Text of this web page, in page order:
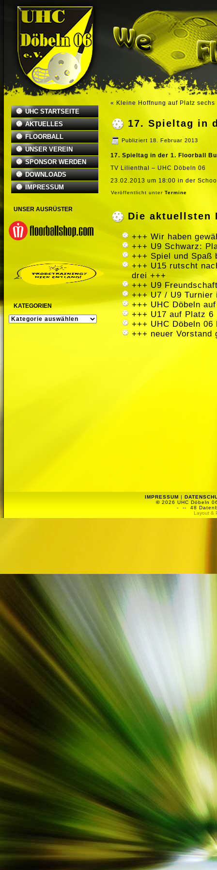
UHC STARTSEITE
AKTUELLES
FLOORBALL
UNSER VEREIN
SPONSOR WERDEN
DOWNLOADS
IMPRESSUM
UNSER AUSRÜSTER
KATEGORIEN
KATEGORIEN
« Kleine Hoffnung auf Platz sechs
17. Spieltag in
Publiziert 18. Februar 2013
17. Spieltag in der 1. Floorball
TV Lilienthal – UHC Döbeln 06
23.02.2013 um 18:00 in der
Veröffentlicht unter Termine
Die aktuellsten
+++ Wir haben
+++ U9 Schwarz:
+++ Spiel und Spaß
+++ U15 rutscht
drei +++
+++ U9
+++ U7 / U9 Turnier
+++ UHC Döbeln
+++ U17 auf Platz
+++ UHC Döbeln
+++ neuer Vorstand
IMPRESSUM |
© 2026 UHC Döbeln
-
-- 48
Layout &